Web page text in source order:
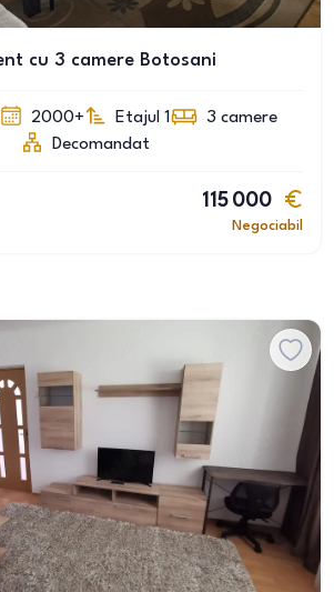
cu 3 camere Botosani
2000+ Etajul 1 3 camere
Decomandat
115 000
Negociabil